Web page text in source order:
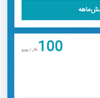
100دلار / یورو